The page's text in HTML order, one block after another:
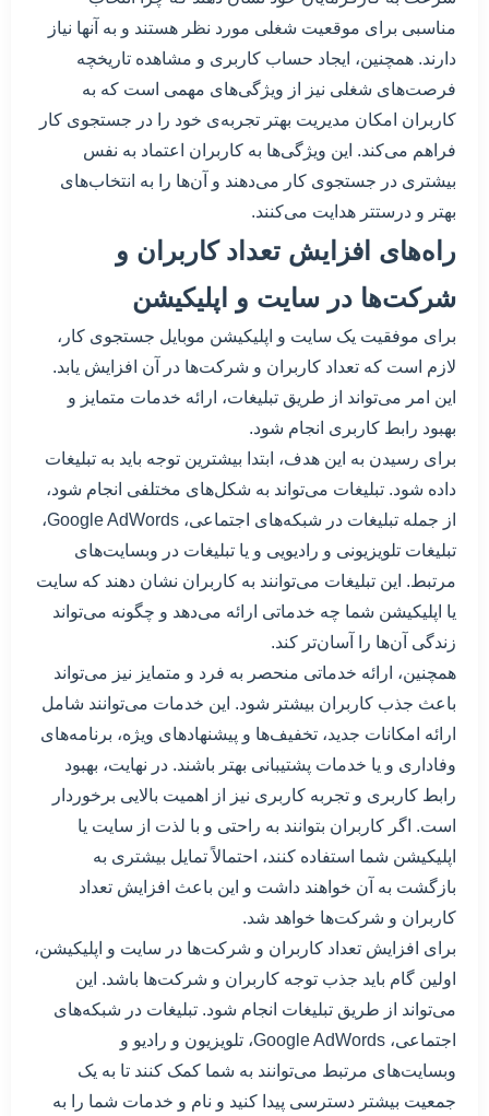
مناسبی برای موقعیت شغلی مورد نظر هستند و به آنها نیاز
دارند. همچنین، ایجاد حساب کاربری و مشاهده تاریخچه
فرصت‌های شغلی نیز از ویژگی‌های مهمی است که به
کاربران امکان مدیریت بهتر تجربه‌ی خود را در جستجوی کار
فراهم می‌کند. این ویژگی‌ها به کاربران اعتماد به نفس
بیشتری در جستجوی کار می‌دهند و آن‌ها را به انتخاب‌های
بهتر و درستتر هدایت می‌کنند.
راه‌های افزایش تعداد کاربران و
شرکت‌ها در سایت و اپلیکیشن
برای موفقیت یک سایت و اپلیکیشن موبایل جستجوی کار،
لازم است که تعداد کاربران و شرکت‌ها در آن افزایش یابد.
این امر می‌تواند از طریق تبلیغات، ارائه خدمات متمایز و
بهبود رابط کاربری انجام شود.
برای رسیدن به این هدف، ابتدا بیشترین توجه باید به تبلیغات
داده شود. تبلیغات می‌تواند به شکل‌های مختلفی انجام شود،
از جمله تبلیغات در شبکه‌های اجتماعی، Google AdWords،
تبلیغات تلویزیونی و رادیویی و یا تبلیغات در وبسایت‌های
مرتبط. این تبلیغات می‌توانند به کاربران نشان دهند که سایت
یا اپلیکیشن شما چه خدماتی ارائه می‌دهد و چگونه می‌تواند
زندگی آن‌ها را آسان‌تر کند.
همچنین، ارائه خدماتی منحصر به فرد و متمایز نیز می‌تواند
باعث جذب کاربران بیشتر شود. این خدمات می‌توانند شامل
ارائه امکانات جدید، تخفیف‌ها و پیشنهادهای ویژه، برنامه‌های
وفاداری و یا خدمات پشتیبانی بهتر باشند. در نهایت، بهبود
رابط کاربری و تجربه کاربری نیز از اهمیت بالایی برخوردار
است. اگر کاربران بتوانند به راحتی و با لذت از سایت یا
اپلیکیشن شما استفاده کنند، احتمالاً تمایل بیشتری به
بازگشت به آن خواهند داشت و این باعث افزایش تعداد
کاربران و شرکت‌ها خواهد شد.
برای افزایش تعداد کاربران و شرکت‌ها در سایت و اپلیکیشن،
اولین گام باید جذب توجه کاربران و شرکت‌ها باشد. این
می‌تواند از طریق تبلیغات انجام شود. تبلیغات در شبکه‌های
اجتماعی، Google AdWords، تلویزیون و رادیو و
وبسایت‌های مرتبط می‌توانند به شما کمک کنند تا به یک
جمعیت بیشتر دسترسی پیدا کنید و نام و خدمات شما را به